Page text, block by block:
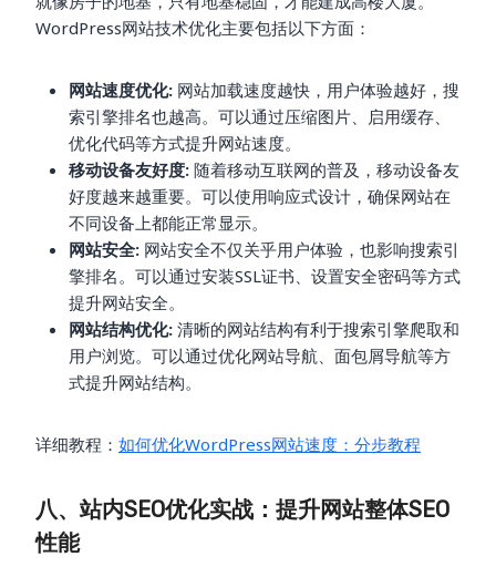
WordPress网站技术优化主要包括以下方面：
网站速度优化: 网站加载速度越快，用户体验越好，搜
索引擎排名也越高。可以通过压缩图片、启用缓存、
优化代码等方式提升网站速度。
移动设备友好度: 随着移动互联网的普及，移动设备友
好度越来越重要。可以使用响应式设计，确保网站在
不同设备上都能正常显示。
网站安全: 网站安全不仅关乎用户体验，也影响搜索引
擎排名。可以通过安装SSL证书、设置安全密码等方式
提升网站安全。
网站结构优化: 清晰的网站结构有利于搜索引擎爬取和
用户浏览。可以通过优化网站导航、面包屑导航等方
式提升网站结构。
详细教程： 如何优化WordPress网站速度：分步教程
八、站内SEO优化实战：提升网站整体SEO
性能